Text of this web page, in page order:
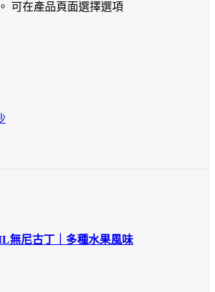
可在產品頁面選擇選項
無尼古丁｜多種水果風味